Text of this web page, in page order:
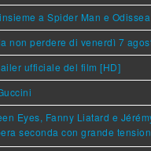
a Spider Man e Odissea
non perdere di venerdì 7
ufficiale del film [HD]
Eyes, Fanny Liatard e
seconda con grande